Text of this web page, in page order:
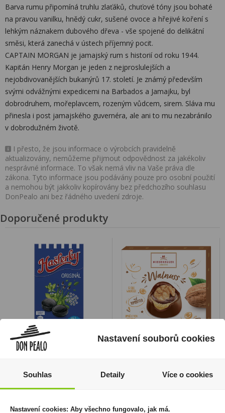
Barva rumu připomíná truhlu zlaťáků, chuťové tóny jsou bohaté
na pravou vanilku, hnědý cukr, sušené ovoce a hřejivé koření s
lehkým náznakem dubového dřeva - vše spojené do delikátní
směsi, která zanechá v ústech příjemný pocit.
CAPTAIN MORGAN je jamajský rum s historií od roku 1944.
Kapitán Henry Morgan je jeden z nejproslulejších a
nejobdivovanějších bukanýrů 17. století. Je známý především
svými odvážnými expedicemi na Barbados a Jamajku, byl
dobrodruhem, mořeplavcem, rozeným vůdcem, sirem. Sláva mu
přinesla i post jamajského guvernéra, ale ani to mu nezabránilo
v dobrodužném životě.
I přesto, že jsou informace o výrobcích pravidelně
aktualizovány, nemůžeme přijmout odpovědnost za jakékoliv
nesprávné informace. To však nemá vliv na Vaše práva dle
zákona. Tyto informace jsou podávány pouze pro osobní použití
a nemohou být jakkoliv kopírovány bez předchozího souhlasu
DonPealo ani bez řádného uvedení zdroje.
Doporučené produkty
Hašlerky Original 35g
Cena za:
Skladem:50 - 100 ks
vlašské ořechy 102g
Skladem:50 - 100 ks
Nastavení souborů cookies
Souhlas Detaily Více o cookies
Nastavení cookies: Aby všechno fungovalo, jak má.